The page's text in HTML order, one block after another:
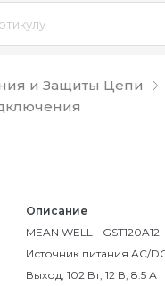
и Защиты Цепи
Описание
MEAN WELL -
Источник питания AC/
Выход, 102 Вт, 12 В, 8.5 А